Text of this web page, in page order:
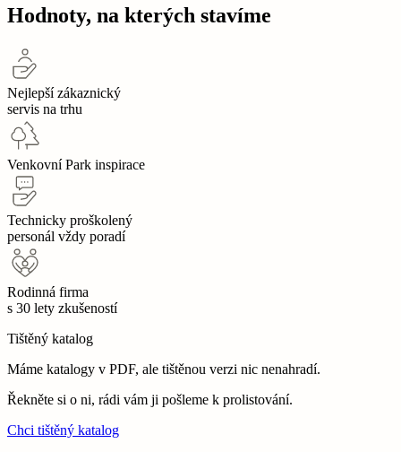
Hodnoty, na kterých stavíme
Nejlepší zákaznický
servis na trhu
Venkovní Park inspirace
Technicky proškolený
personál vždy poradí
Rodinná firma
s 30 lety zkušeností
Tištěný katalog
Máme katalogy v PDF, ale tištěnou verzi nic nenahradí.
Řekněte si o ni, rádi vám ji pošleme k prolistování.
Chci tištěný katalog